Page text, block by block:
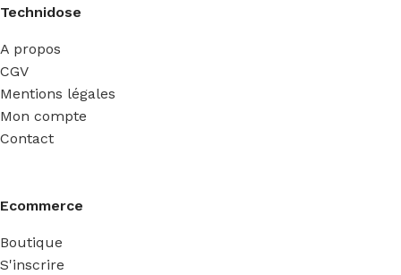
Technidose
A propos
CGV
Mentions légales
Mon compte
Contact
Ecommerce
Boutique
S'inscrire